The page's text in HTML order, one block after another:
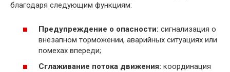
благодаря следующим функциям:
Предупреждение о опасности: сигнализация о
внезапном торможении, аварийных ситуациях или
помехах впереди;
Сглаживание потока движения: координация